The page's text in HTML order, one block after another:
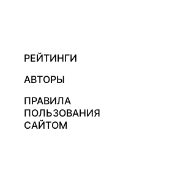
РЕЙТИНГИ
АВТОРЫ
ПРАВИЛА
ПОЛЬЗОВАНИЯ
САЙТОМ